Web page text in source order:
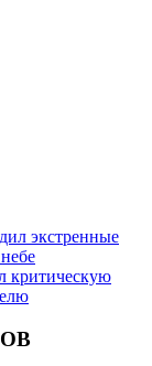
экстренные
критическую